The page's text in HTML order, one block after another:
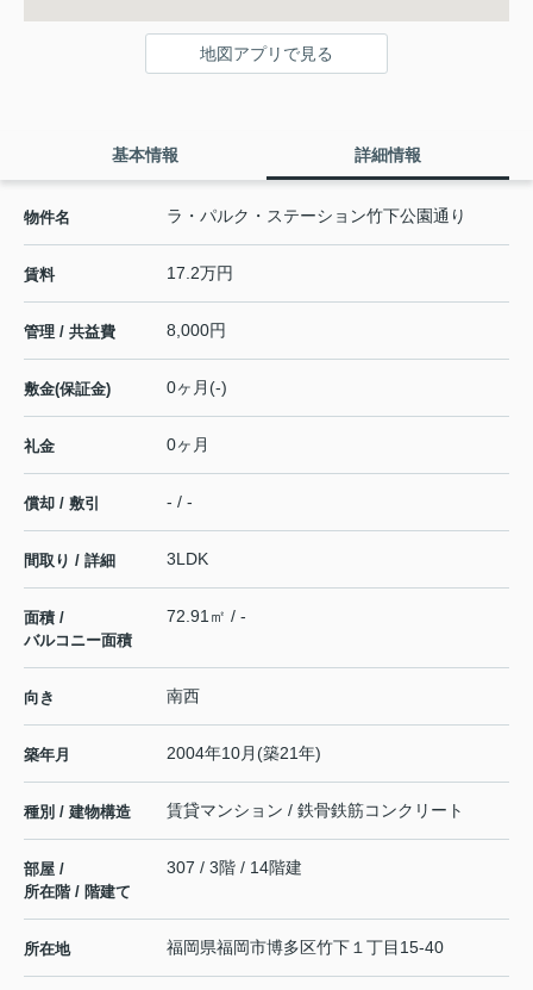
地図アプリで見る
基本情報 詳細情報
物件名 ラ・パルク・ステーション竹下公園通り
賃料 17.2万円
管理 / 共益費 8,000円
敷金(保証金) 0ヶ月(-)
礼金 0ヶ月
償却 / 敷引 - / -
間取り / 詳細 3LDK
面積 /
バルコニー面積
72.91㎡ / -
向き 南西
築年月 2004年10月(築21年)
種別 / 建物構造 賃貸マンション / 鉄骨鉄筋コンクリート
部屋 /
所在階 / 階建て
307 / 3階 / 14階建
所在地 福岡県福岡市博多区竹下 １丁目15-40